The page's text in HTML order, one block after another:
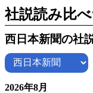
社説読み比
西日本新聞の社
2026年8月